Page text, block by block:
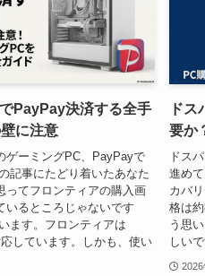
PayPay決済する全手
に注意
ゲーミングPC、PayPayで
記事にたどり着いたあなた
ってフロンティアの購入画
いるところじゃないです
ます。フロンティアは
しています。しかも、使い
ド
要か
ドス
進め
カバ
格は
う思
しい
2026